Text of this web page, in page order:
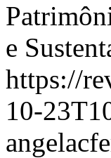
e
https://
10-